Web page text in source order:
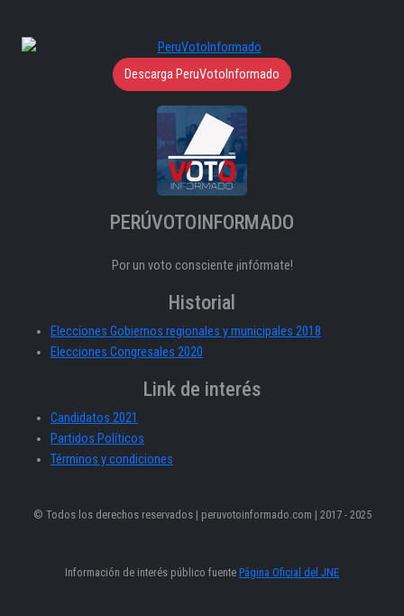
Descarga PeruVotoInformado
PERÚVOTOINFORMADO
Por un voto consciente ¡infórmate!
Historial
Elecciones Gobiernos regionales y municipales 2018
Elecciones Congresales 2020
Link de interés
Candidatos 2021
Partidos Políticos
Términos y condiciones
© Todos los derechos reservados | peruvotoinformado.com | 2017 - 2025
Información de interés público fuente Página Oficial del JNE